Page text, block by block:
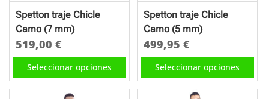
la
página
producto
en
la
página
de
producto
Spetton traje Chicle
Camo (7 mm)
519,00 €
Seleccionar opciones
Este
producto
tiene
Spetton traje Chicle
Camo (5 mm)
499,95€
Seleccionar opciones
Este
producto
tiene